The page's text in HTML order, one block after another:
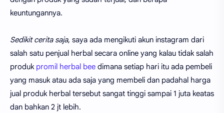
keuntungannya.
Sedikit cerita saja, saya ada mengikuti akun instagram dari
salah satu penjual herbal secara online yang kalau tidak salah
produk promil herbal bee dimana setiap hari itu ada pembeli
yang masuk atau ada saja yang membeli dan padahal harga
jual produk herbal tersebut sangat tinggi sampai 1 juta keatas
dan bahkan 2 jt lebih.